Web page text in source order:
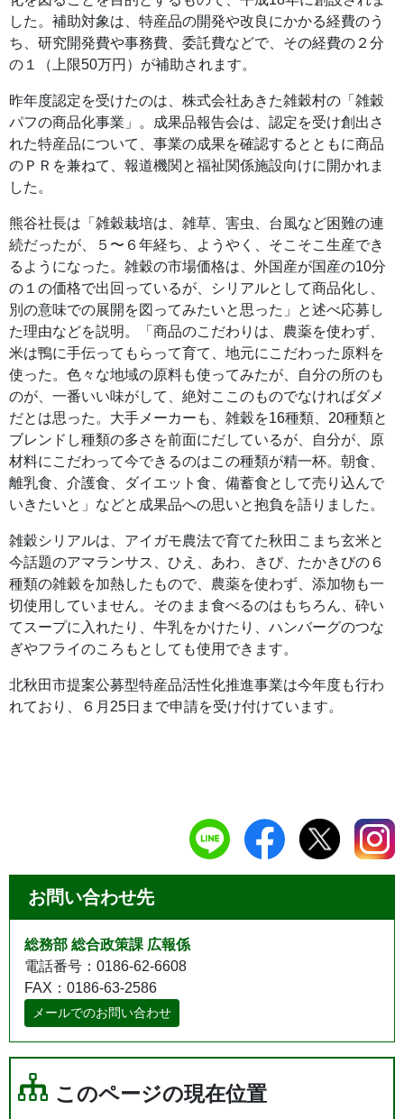
した。補助対象は、特産品の開発や改良にかかる経費のう
ち、研究開発費や事務費、委託費などで、その経費の２分
の１（上限50万円）が補助されます。
昨年度認定を受けたのは、株式会社あきた雑穀村の「雑穀
パフの商品化事業」。成果品報告会は、認定を受け創出さ
れた特産品について、事業の成果を確認するとともに商品
のＰＲを兼ねて、報道機関と福祉関係施設向けに開かれま
した。
熊谷社長は「雑穀栽培は、雑草、害虫、台風など困難の連
続だったが、５〜６年経ち、ようやく、そこそこ生産でき
るようになった。雑穀の市場価格は、外国産が国産の10分
の１の価格で出回っているが、シリアルとして商品化し、
別の意味での展開を図ってみたいと思った」と述べ応募し
た理由などを説明。「商品のこだわりは、農薬を使わず、
米は鴨に手伝ってもらって育て、地元にこだわった原料を
使った。色々な地域の原料も使ってみたが、自分の所のも
のが、一番いい味がして、絶対ここのものでなければダメ
だとは思った。大手メーカーも、雑穀を16種類、20種類と
ブレンドし種類の多さを前面にだしているが、自分が、原
材料にこだわって今できるのはこの種類が精一杯。朝食、
離乳食、介護食、ダイエット食、備蓄食として売り込んで
いきたいと」などと成果品への思いと抱負を語りました。
雑穀シリアルは、アイガモ農法で育てた秋田こまち玄米と
今話題のアマランサス、ひえ、あわ、きび、たかきびの６
種類の雑穀を加熱したもので、農薬を使わず、添加物も一
切使用していません。そのまま食べるのはもちろん、砕い
てスープに入れたり、牛乳をかけたり、ハンバーグのつな
ぎやフライのころもとしても使用できます。
北秋田市提案公募型特産品活性化推進事業は今年度も行わ
れており、６月25日まで申請を受け付けています。
お問い合わせ先
総務部 総合政策課 広報係
電話番号：0186-62-6608
FAX：0186-63-2586
メールでのお問い合わせ
このページの現在位置